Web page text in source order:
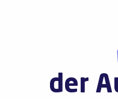
der